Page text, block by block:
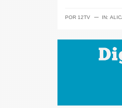
POR 12TV ─ IN: